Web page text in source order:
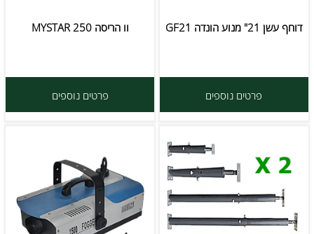
דוחף עשן 21" מנוע הונדה GF21
פרטים נוספים
וו הריסה MYSTAR 250
פרטים נוספים